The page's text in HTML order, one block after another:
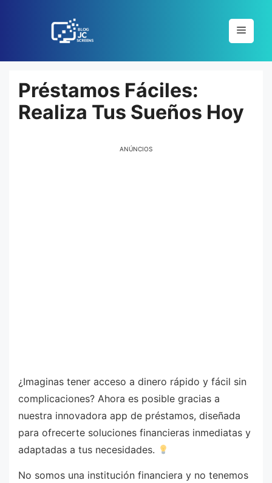
Menu
Préstamos Fáciles:
Realiza Tus Sueños Hoy
ANÚNCIOS
¿Imaginas tener acceso a dinero rápido y fácil sin
complicaciones? Ahora es posible gracias a
nuestra innovadora app de préstamos, diseñada
para ofrecerte soluciones financieras inmediatas y
adaptadas a tus necesidades.
No somos una institución financiera y no tenemos